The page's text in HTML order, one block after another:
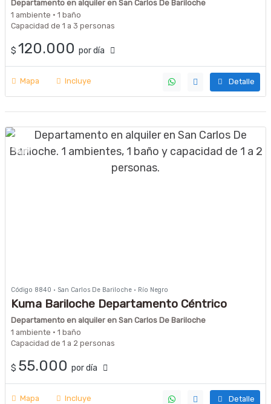
Departamento en alquiler en San Carlos De Bariloche
1 ambiente · 1 baño
Capacidad de 1 a 3 personas
$ 120.000 por día
Mapa Incluye Detalle
Código 8840 · San Carlos De Bariloche · Río Negro
Kuma Bariloche Departamento Céntrico
Departamento en alquiler en San Carlos De Bariloche
1 ambiente · 1 baño
Capacidad de 1 a 2 personas
$ 55.000 por día
Mapa Incluye Detalle